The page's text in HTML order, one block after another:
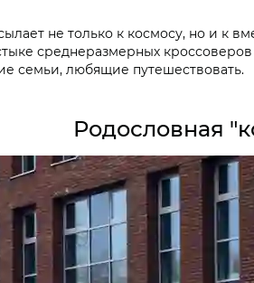
не только к космосу, но и к
среднеразмерных
семьи, любящие путешествовать.
Родословная